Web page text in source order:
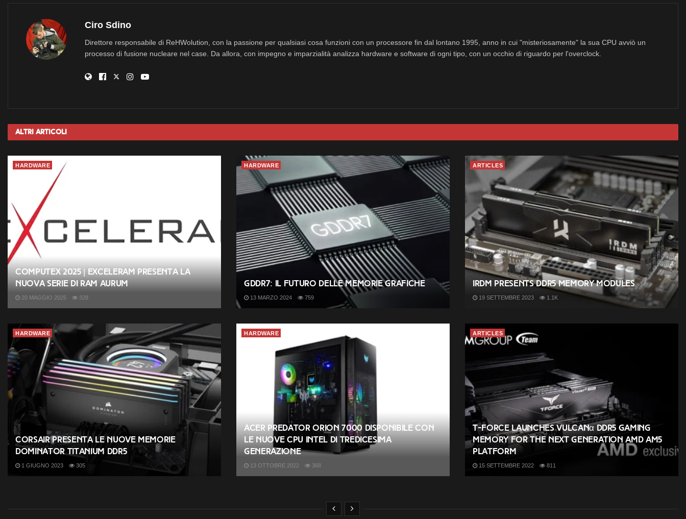
Ciro Sdino
Direttore responsabile di ReHWolution, con la passione per qualsiasi cosa funzioni con un processore fin dal lontano 1995, anno in cui "misteriosamente" la sua CPU avviò un
processo di fusione nucleare nel case. Da allora, con impegno e imparzialità analizza hardware e software di ogni tipo, con un occhio di riguardo per l'overclock.
Altri Articoli
HARDWARE
Computex 2025 | Exceleram presenta la
nuova serie di RAM Aurum
20 MAGGIO 2025 328
HARDWARE
GDDR7: il futuro delle memorie grafiche
13 MARZO 2024 759
ARTICLES
IRDM presents DDR5 memory modules
19 SETTEMBRE 2023 1.1K
HARDWARE
Corsair presenta le nuove memorie
Dominator Titanium DDR5
1 GIUGNO 2023 305
HARDWARE
Acer Predator Orion 7000 disponibile con
le nuove CPU Intel di tredicesima
generazione
13 OTTOBRE 2022 368
ARTICLES
T-FORCE Launches VULCANα DDR5 Gaming
Memory for the Next Generation AMD AM5
Platform
15 SETTEMBRE 2022 811